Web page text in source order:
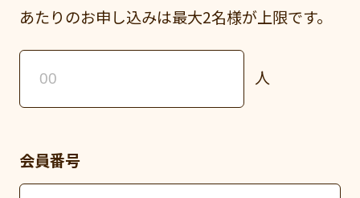
あたりのお申し込みは最大2名様が上限です。
人
会員番号